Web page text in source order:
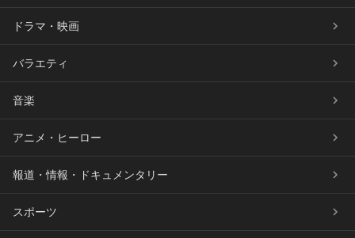
ドラマ・映画
バラエティ
音楽
アニメ・ヒーロー
報道・情報・ドキュメンタリー
スポーツ